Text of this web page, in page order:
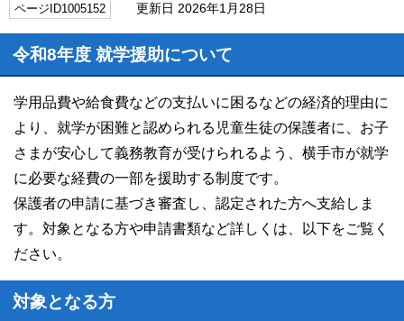
ページID1005152 更新日 2026年1月28日
令和8年度 就学援助について
学用品費や給食費などの支払いに困るなどの経済的理由に
より、就学が困難と認められる児童生徒の保護者に、お子
さまが安心して義務教育が受けられるよう、横手市が就学
に必要な経費の一部を援助する制度です。
保護者の申請に基づき審査し、認定された方へ支給しま
す。対象となる方や申請書類など詳しくは、以下をご覧く
ださい。
対象となる方